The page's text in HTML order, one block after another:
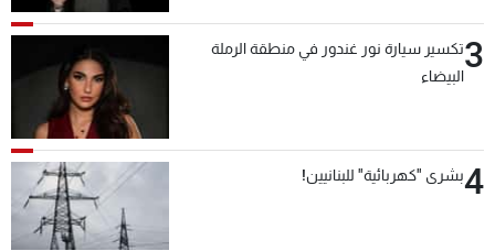
3تكسير سيارة نور غندور في منطقة الرملة
البيضاء
4بشرى "كهربائية" للبنانيين!